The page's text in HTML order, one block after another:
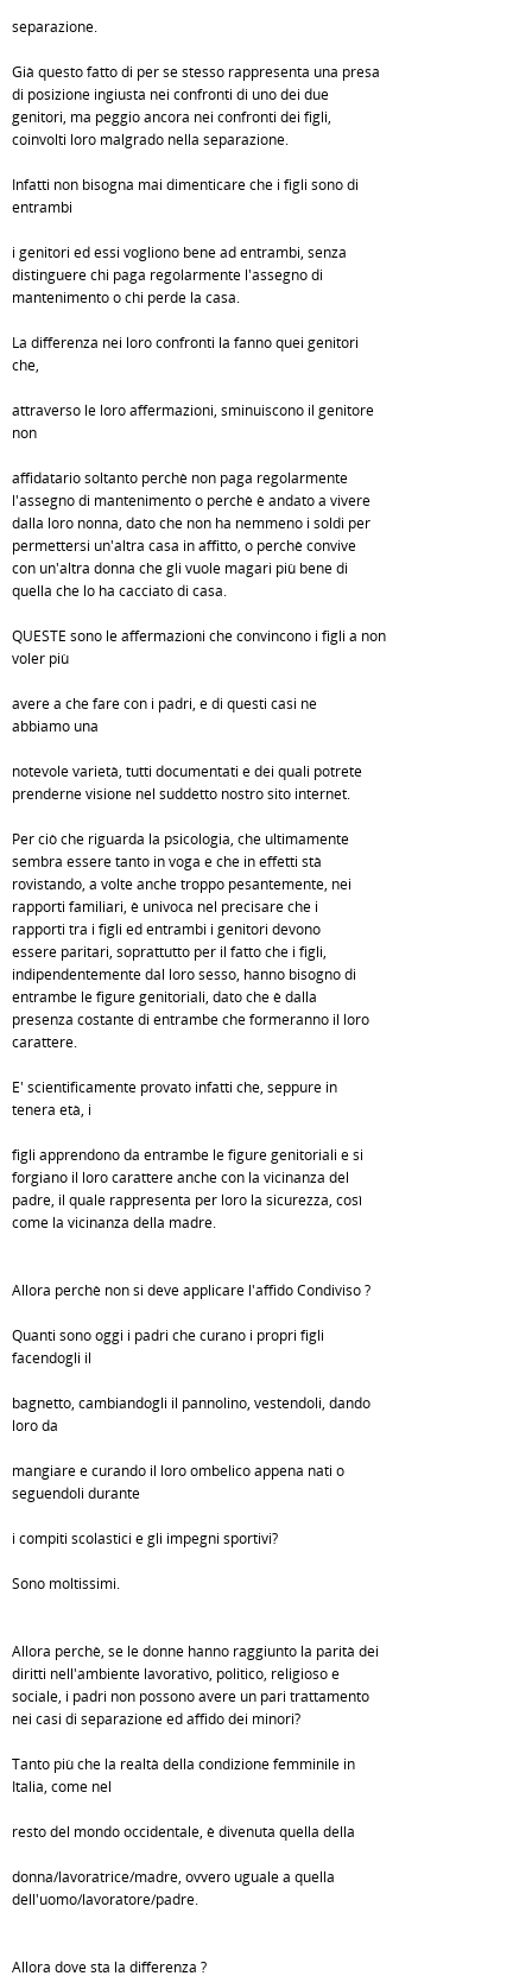
separazione.
Già questo fatto di per se stesso rappresenta una presa
di posizione ingiusta nei confronti di uno dei due
genitori, ma peggio ancora nei confronti dei figli,
coinvolti loro malgrado nella separazione.
Infatti non bisogna mai dimenticare che i figli sono di
entrambi
i genitori ed essi vogliono bene ad entrambi, senza
distinguere chi paga regolarmente l'assegno di
mantenimento o chi perde la casa.
La differenza nei loro confronti la fanno quei genitori
che,
attraverso le loro affermazioni, sminuiscono il genitore
non
affidatario soltanto perchè non paga regolarmente
l'assegno di mantenimento o perchè è andato a vivere
dalla loro nonna, dato che non ha nemmeno i soldi per
permettersi un'altra casa in affitto, o perchè convive
con un'altra donna che gli vuole magari più bene di
quella che lo ha cacciato di casa.
QUESTE sono le affermazioni che convincono i figli a non
voler più
avere a che fare con i padri, e di questi casi ne
abbiamo una
notevole varietà, tutti documentati e dei quali potrete
prenderne visione nel suddetto nostro sito internet.
Per ciò che riguarda la psicologia, che ultimamente
sembra essere tanto in voga e che in effetti stà
rovistando, a volte anche troppo pesantemente, nei
rapporti familiari, è univoca nel precisare che i
rapporti tra i figli ed entrambi i genitori devono
essere paritari, soprattutto per il fatto che i figli,
indipendentemente dal loro sesso, hanno bisogno di
entrambe le figure genitoriali, dato che è dalla
presenza costante di entrambe che formeranno il loro
carattere.
E' scientificamente provato infatti che, seppure in
tenera età, i
figli apprendono da entrambe le figure genitoriali e si
forgiano il loro carattere anche con la vicinanza del
padre, il quale rappresenta per loro la sicurezza, così
come la vicinanza della madre.
Allora perchè non si deve applicare l'affido Condiviso ?
Quanti sono oggi i padri che curano i propri figli
facendogli il
bagnetto, cambiandogli il pannolino, vestendoli, dando
loro da
mangiare e curando il loro ombelico appena nati o
seguendoli durante
i compiti scolastici e gli impegni sportivi?
Sono moltissimi.
Allora perchè, se le donne hanno raggiunto la parità dei
diritti nell'ambiente lavorativo, politico, religioso e
sociale, i padri non possono avere un pari trattamento
nei casi di separazione ed affido dei minori?
Tanto più che la realtà della condizione femminile in
Italia, come nel
resto del mondo occidentale, è divenuta quella della
donna/lavoratrice/madre, ovvero uguale a quella
dell'uomo/lavoratore/padre.
Allora dove sta la differenza ?